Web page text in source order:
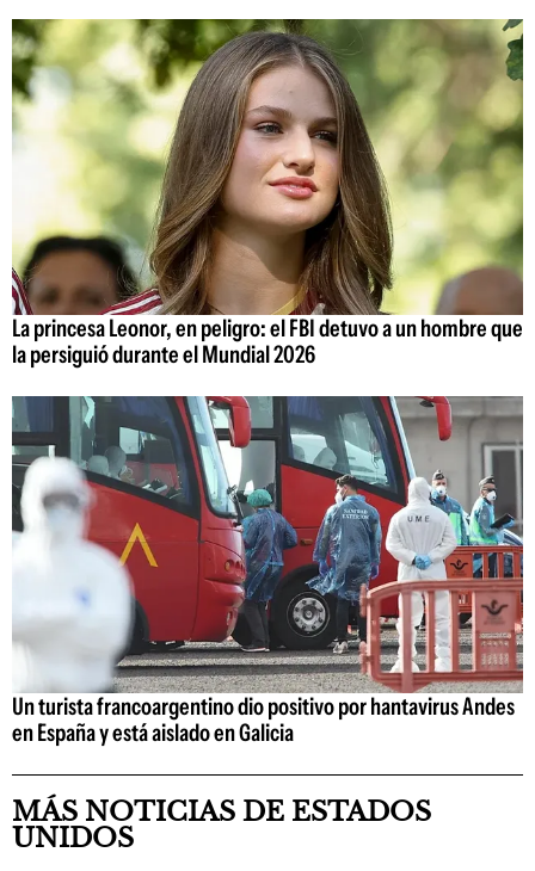
La princesa Leonor, en peligro: el FBI detuvo a un hombre que
la persiguió durante el Mundial 2026
Un turista francoargentino dio positivo por hantavirus Andes
en España y está aislado en Galicia
MÁS NOTICIAS DE ESTADOS
UNIDOS